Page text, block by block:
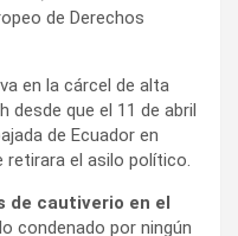
de Derechos
en la cárcel de alta
desde que el 11 de abril
de Ecuador en
retirara el asilo político.
de cautiverio en el
condenado por ningún